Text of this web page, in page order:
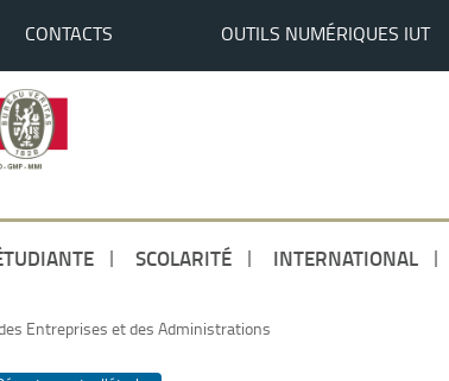
CONTACTS OUTILS NUMÉRIQUES IUT
SCOLARITÉ INTERNATIONAL
Entreprises et des Administrations